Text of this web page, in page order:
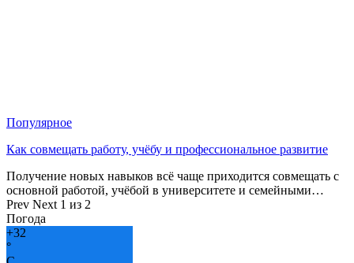
Популярное
Как совмещать работу, учёбу и профессиональное развитие
Получение новых навыков всё чаще приходится совмещать с
основной работой, учёбой в университете и семейными…
Prev Next 1 из 2
Погода
+32
°